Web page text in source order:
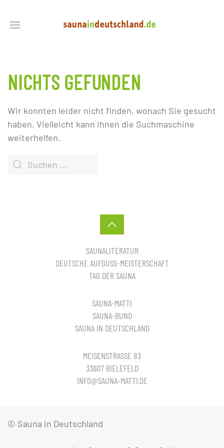
NICHTS GEFUNDEN
Wir konnten leider nicht finden, wonach Sie gesucht
haben. Vielleicht kann Ihnen die Suchmaschine
weiterhelfen.
SAUNALITERATUR
DEUTSCHE AUFGUSS-MEISTERSCHAFT
TAG DER SAUNA
SAUNA-MATTI
SAUNA-BUND
SAUNA IN DEUTSCHLAND
MEISENSTRASSE 83
33607 BIELEFELD
INFO@SAUNA-MATTI.DE
© Sauna in Deutschland